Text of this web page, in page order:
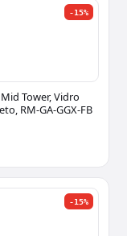
-15%
Tower, Vidro
RM-GA-GGX-FB
-15%